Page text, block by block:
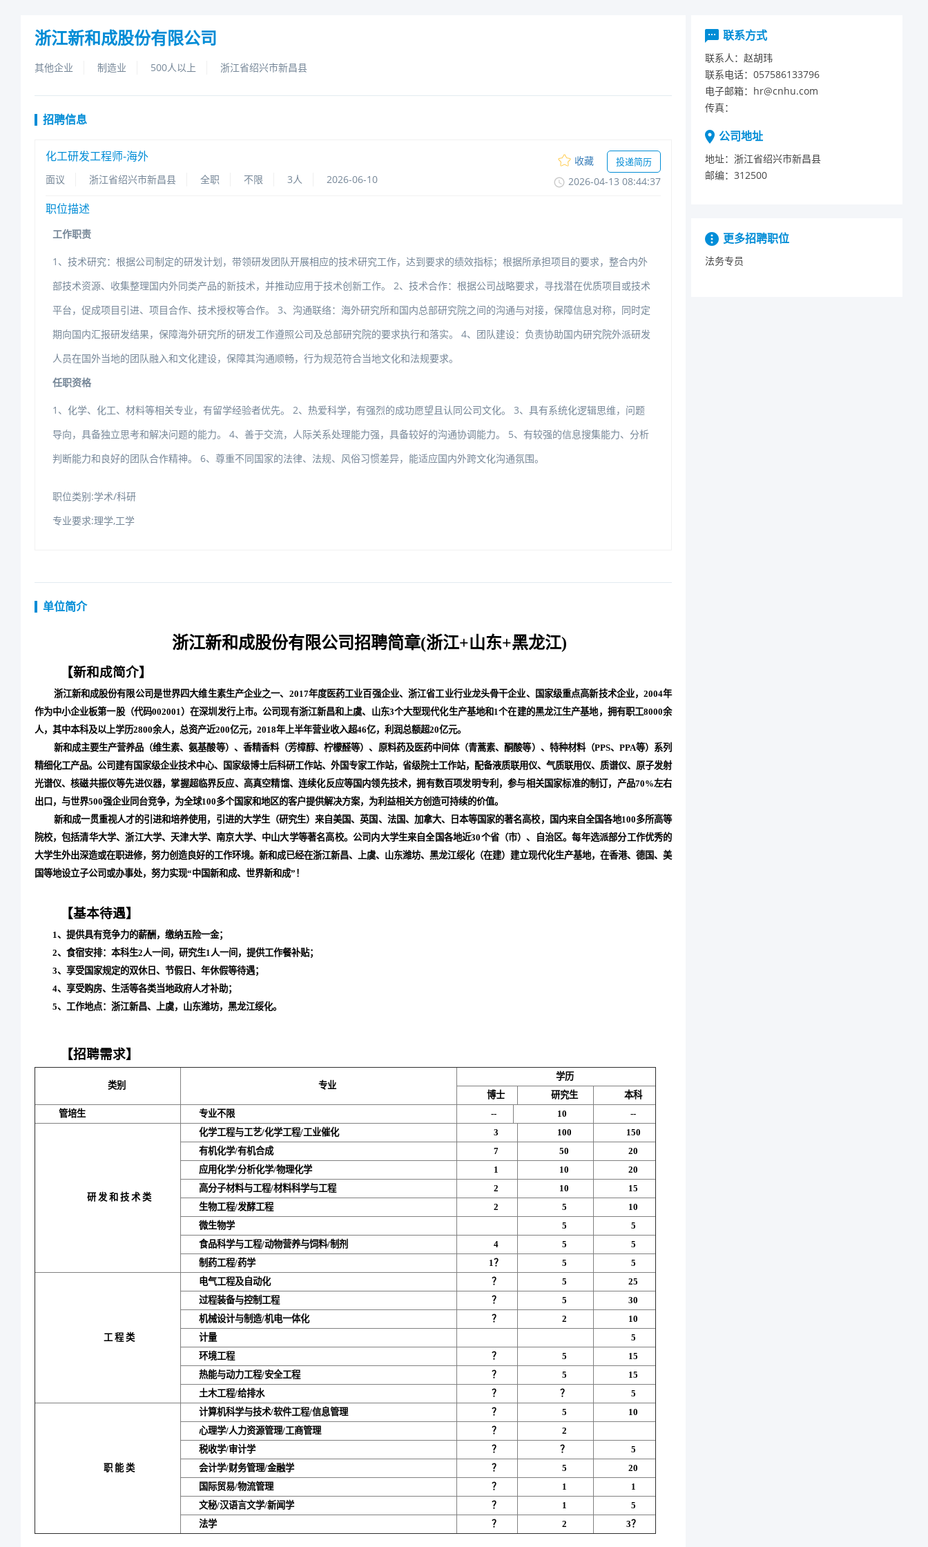
浙江新和成股份有限公司
其他企业 制造业 500人以上 浙江省绍兴市新昌县
招聘信息
化工研发工程师-海外
面议 浙江省绍兴市新昌县 全职 不限 3人 2026-06-10
收藏 投递简历
2026-04-1308:44:37
职位描述
工作职责
1、技术研究：根据公司制定的研发计划，带领研发团队开展相应的技术研究工作，达到要求的绩效指标；根据所承担项目的要求，整合内外
部技术资源、收集整理国内外同类产品的新技术，并推动应用于技术创新工作。2、技术合作：根据公司战略要求，寻找潜在优质项目或技术
平台，促成项目引进、项目合作、技术授权等合作。3、沟通联络：海外研究所和国内总部研究院之间的沟通与对接，保障信息对称，同时定
期向国内汇报研发结果，保障海外研究所的研发工作遵照公司及总部研究院的要求执行和落实。4、团队建设：负责协助国内研究院外派研发
人员在国外当地的团队融入和文化建设，保障其沟通顺畅，行为规范符合当地文化和法规要求。
任职资格
1、化学、化工、材料等相关专业，有留学经验者优先。2、热爱科学，有强烈的成功愿望且认同公司文化。3、具有系统化逻辑思维，问题
导向，具备独立思考和解决问题的能力。4、善于交流，人际关系处理能力强，具备较好的沟通协调能力。5、有较强的信息搜集能力、分析
判断能力和良好的团队合作精神。6、尊重不同国家的法律、法规、风俗习惯差异，能适应国内外跨文化沟通氛围。
职位类别:学术/科研
专业要求:理学,工学
单位简介
浙江新和成股份有限公司招聘简章(浙江+山东+黑龙江)
【新和成简介】
浙江新和成股份有限公司是世界四大维生素生产企业之一、2017年度医药工业百强企业、浙江省工业行业龙头骨干企业、国家级重点高新技术企业，2004年
作为中小企业板第一股（代码002001）在深圳发行上市。公司现有浙江新昌和上虞、山东3个大型现代化生产基地和1个在建的黑龙江生产基地，拥有职工8000余
人，其中本科及以上学历2800余人，总资产近200亿元，2018年上半年营业收入超46亿，利润总额超20亿元。
新和成主要生产营养品（维生素、氨基酸等）、香精香料（芳樟醇、柠檬醛等）、原料药及医药中间体（青蒿素、酮酸等）、特种材料（PPS、PPA等）系列
精细化工产品。公司建有国家级企业技术中心、国家级博士后科研工作站、外国专家工作站，省级院士工作站，配备液质联用仪、气质联用仪、质谱仪、原子发射
光谱仪、核磁共振仪等先进仪器，掌握超临界反应、高真空精馏、连续化反应等国内领先技术，拥有数百项发明专利，参与相关国家标准的制订，产品70%左右
出口，与世界500强企业同台竞争，为全球100多个国家和地区的客户提供解决方案，为利益相关方创造可持续的价值。
新和成一贯重视人才的引进和培养使用，引进的大学生（研究生）来自美国、英国、法国、加拿大、日本等国家的著名高校，国内来自全国各地100多所高等
院校，包括清华大学、浙江大学、天津大学、南京大学、中山大学等著名高校。公司内大学生来自全国各地近30个省（市）、自治区。每年选派部分工作优秀的
大学生外出深造或在职进修，努力创造良好的工作环境。新和成已经在浙江新昌、上虞、山东潍坊、黑龙江绥化（在建）建立现代化生产基地，在香港、德国、美
国等地设立子公司或办事处，努力实现“中国新和成、世界新和成”！
【基本待遇】
1、提供具有竞争力的薪酬，缴纳五险一金；
2、食宿安排：本科生2人一间，研究生1人一间，提供工作餐补贴；
3、享受国家规定的双休日、节假日、年休假等待遇；
4、享受购房、生活等各类当地政府人才补助；
5、工作地点：浙江新昌、上虞，山东潍坊，黑龙江绥化。
【招聘需求】
类别 专业
学历
博士
研究生
本科
管培生
专业不限 -- 10 --
研发和技术类
化学工程与工艺/化学工程/工业催化 3 100
150
有机化学/有机合成
7 50
20
应用化学/分析化学/物理化学
1 10
20
高分子材料与工程/材料科学与工程
2 10
15
生物工程/发酵工程
2 5
10
微生物学
5
5
食品科学与工程/动物营养与饲料/制剂
4 5
5
制药工程/药学
1？ 5 5
工程类
电气工程及自动化 ？ 5
25
过程装备与控制工程
？ 5
30
机械设计与制造/机电一体化
？ 2
10
计量
5
环境工程
？ 5
15
热能与动力工程/安全工程
？ 5
15
土木工程/给排水
？ ？ 5
职能类
计算机科学与技术/软件工程/信息管理 ？ 5
10
心理学/人力资源管理/工商管理
？
2
税收学/审计学
？ ？
5
会计学/财务管理/金融学
？ 5
20
国际贸易/物流管理
？ 1
1
文秘/汉语言文学/新闻学
？ 1
5
法学
？ 2 3？
联系方式
联系人： 赵胡玮
联系电话： 057586133796
电子邮箱： hr@cnhu.com
传真：
公司地址
地址： 浙江省绍兴市新昌县
邮编： 312500
更多招聘职位
法务专员